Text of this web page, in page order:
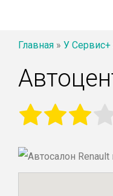
Главная » У Сервис+